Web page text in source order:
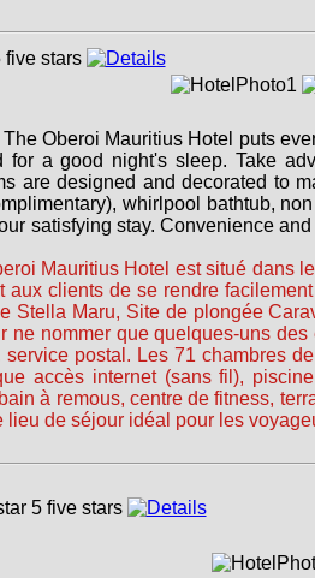
Oberoi Mauritius Hotel puts
a good night's sleep. Take
are designed and decorated to
whirlpool bathtub,
satisfying stay. Convenience
Mauritius Hotel est situé dans
clients de se rendre
Stella Maru, Site de plongée
nommer que quelques-uns
postal. Les 71 chambres
accès internet (sans fil),
à remous, centre de fitness,
de séjour idéal pour les